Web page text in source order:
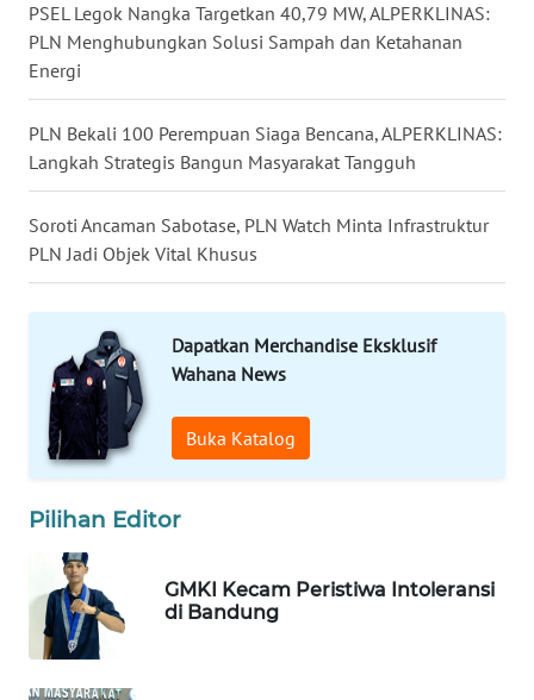
PSEL Legok Nangka Targetkan 40,79 MW, ALPERKLINAS:
PLN Menghubungkan Solusi Sampah dan Ketahanan
Energi
PLN Bekali 100 Perempuan Siaga Bencana, ALPERKLINAS:
Langkah Strategis Bangun Masyarakat Tangguh
Soroti Ancaman Sabotase, PLN Watch Minta Infrastruktur
PLN Jadi Objek Vital Khusus
Dapatkan Merchandise Eksklusif
Wahana News
Buka Katalog
Pilihan Editor
GMKI Kecam Peristiwa Intoleransi
di Bandung
WN
SIMALUNGUN
WN
LABUHANBATU
TAPANULI
TENGAH
SERDANG
WN
TEBING
TINGGI
WN
PAKPAK
WN
KARAWANG